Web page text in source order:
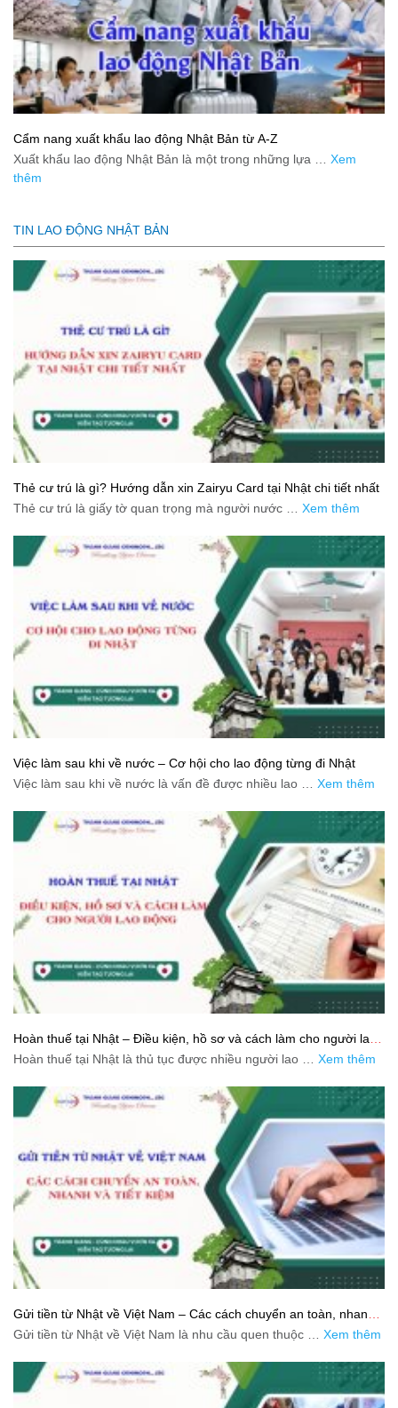
Cẩm nang xuất khẩu lao động Nhật Bản từ A-Z
Xuất khẩu lao động Nhật Bản là một trong những lựa … Xem
thêm
TIN LAO ĐỘNG NHẬT BẢN
Thẻ cư trú là gì? Hướng dẫn xin Zairyu Card tại Nhật chi tiết nhất
Thẻ cư trú là giấy tờ quan trọng mà người nước … Xem thêm
Việc làm sau khi về nước – Cơ hội cho lao động từng đi Nhật
Việc làm sau khi về nước là vấn đề được nhiều lao … Xem thêm
Hoàn thuế tại Nhật – Điều kiện, hồ sơ và cách làm cho người lao
động
Hoàn thuế tại Nhật là thủ tục được nhiều người lao … Xem thêm
Gửi tiền từ Nhật về Việt Nam – Các cách chuyển an toàn, nhanh
và tiết kiệm
Gửi tiền từ Nhật về Việt Nam là nhu cầu quen thuộc … Xem thêm